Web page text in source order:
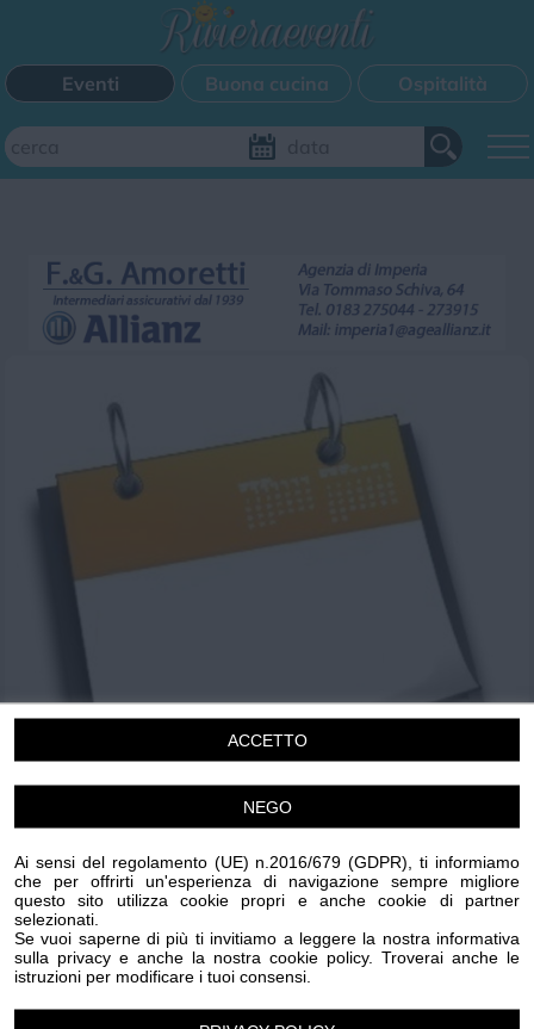
ACCETTO
NEGO
Ai sensi del regolamento (UE) n.2016/679 (GDPR), ti informiamo
che per offrirti un'esperienza di navigazione sempre migliore
questo sito utilizza cookie propri e anche cookie di partner
selezionati.
Se vuoi saperne di più ti invitiamo a leggere la nostra informativa
sulla privacy e anche la nostra cookie policy. Troverai anche le
istruzioni per modificare i tuoi consensi.
Eventi Buona cucina Ospitalità
FILTRI EVENTI
Questo weekend
CATEGORIE EVENTI
Bimbi Cinema Corsi
SpettacoloSport
Mercatini Antiquariato
Domenica 2 Agosto 2026
08.00-19.00